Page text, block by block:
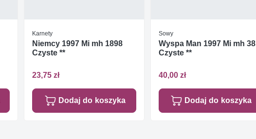
Karnety
Niemcy 1997 Mi mh 1898
Czyste **
23,75 zł
Dodaj do koszyka
Sowy
Wyspa Man 1997 Mi mh 38
Czyste **
40,00 zł
Dodaj do koszyka